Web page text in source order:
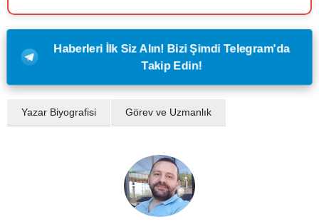
Haberleri İlk Siz Alın! Bizi Şimdi Telegram'da
Takip Edin!
Yazar Biyografisi Görev ve Uzmanlık